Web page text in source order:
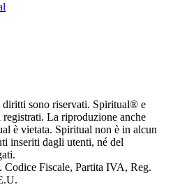
sono riservati. Spiritual® e
La riproduzione anche
è vietata. Spiritual non è in alcun
inseriti dagli utenti, né del
Codice Fiscale, Partita IVA, Reg.